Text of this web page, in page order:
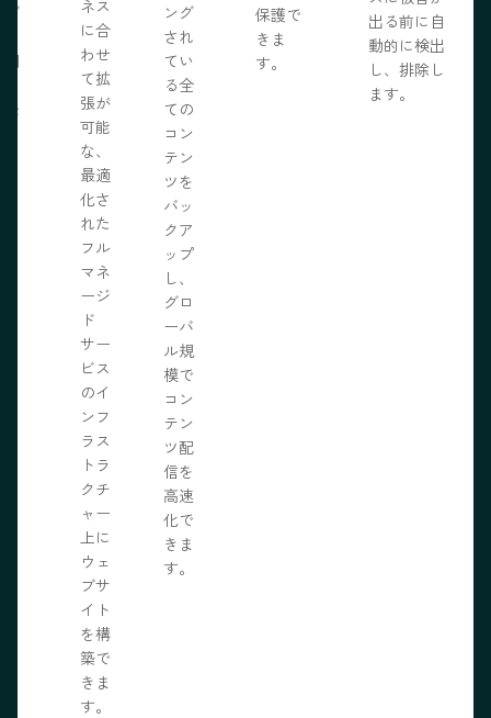
ブ
ネス
に合
わせ
て拡
張が
可能
な、
最適
化さ
れた
フル
マネ
ージ
ド
サー
ビス
のイ
ンフ
ラス
トラ
クチ
ャー
上に
ウェ
ブサ
イト
を構
築で
きま
す。
ング
され
てい
る全
ての
コン
テン
ツを
バッ
クア
ップ
し、
グロ
ーバ
ル規
模で
コン
テン
ツ配
信を
高速
化で
きま
す。
保護で
きま
す。
出る前に自
動的に検出
し、排除し
ます。